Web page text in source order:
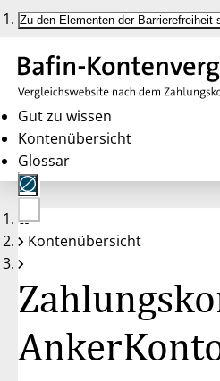
Zu den Elementen der Barrierefreiheit
Gut zu wissen
Kontenübersicht
Glossar
Keine
Konten
Kontenübersicht